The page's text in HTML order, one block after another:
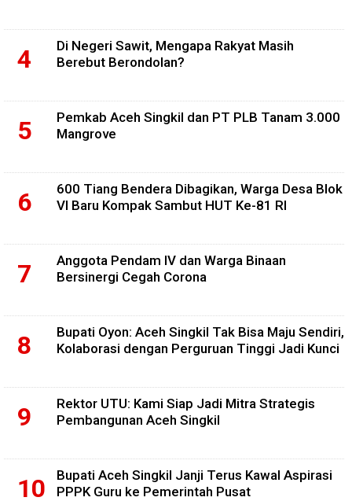
Di Negeri Sawit, Mengapa Rakyat Masih
Berebut Berondolan?
Pemkab Aceh Singkil dan PT PLB Tanam 3.000
Mangrove
600 Tiang Bendera Dibagikan, Warga Desa Blok
VI Baru Kompak Sambut HUT Ke-81 RI
Anggota Pendam IV dan Warga Binaan
Bersinergi Cegah Corona
Bupati Oyon: Aceh Singkil Tak Bisa Maju Sendiri,
Kolaborasi dengan Perguruan Tinggi Jadi Kunci
Rektor UTU: Kami Siap Jadi Mitra Strategis
Pembangunan Aceh Singkil
Bupati Aceh Singkil Janji Terus Kawal Aspirasi
PPPK Guru ke Pemerintah Pusat